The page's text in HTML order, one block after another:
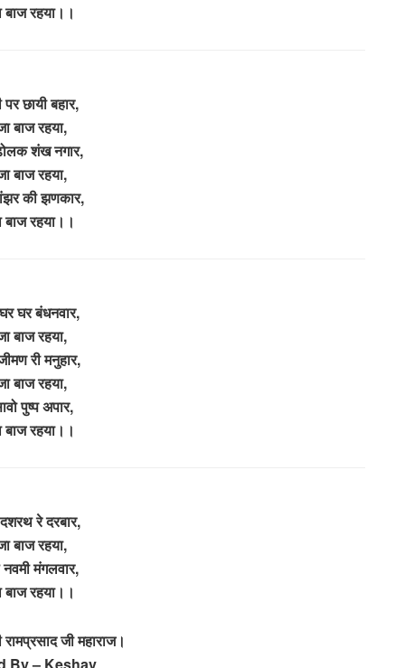
बाज रहया।।
छायी बहार,
बाज रहया,
शंख नगार,
बाज रहया,
की झणकार,
बाज रहया।।
घर बंधनवार,
बाज रहया,
री मनुहार,
बाज रहया,
पुष्प अपार,
बाज रहया।।
रे दरबार,
बाज रहया,
नवमी मंगलवार,
बाज रहया।।
जी महाराज।
By – Keshav